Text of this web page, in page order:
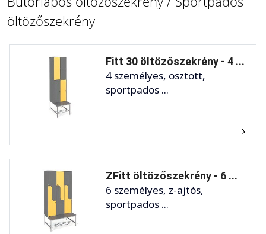
öltözőszekrény
Fitt 30 öltözőszekrény - 4 ...
4 személyes, osztott,
sportpados ...
ZFitt öltözőszekrény - 6 ...
6 személyes, z-ajtós,
sportpados ...